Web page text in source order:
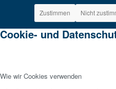
Zustimmen Nicht
Cookie- und
Wie wir Cookies verwenden